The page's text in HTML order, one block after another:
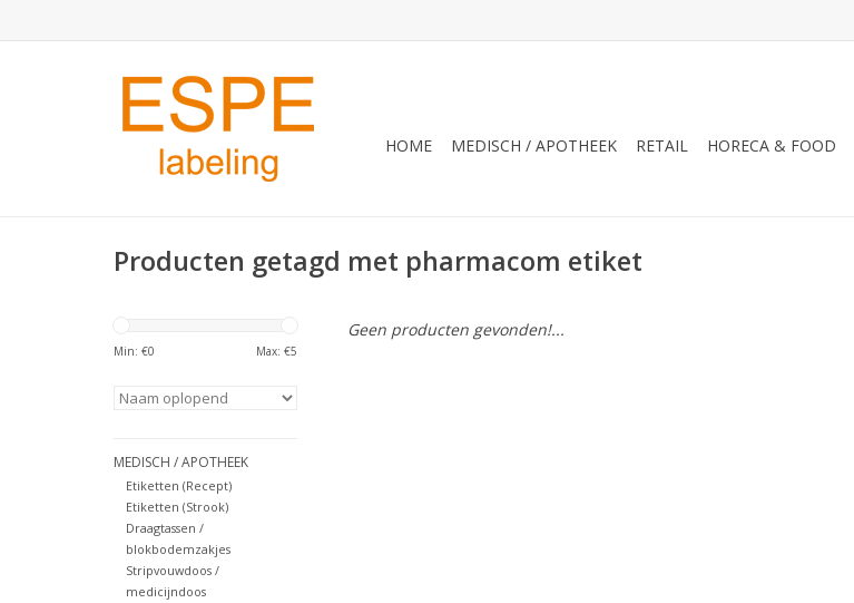
HOME MEDISCH / APOTHEEK RETAIL HORECA & FOOD
Producten getagd met pharmacom etiket
Min: €0 Max: €5
MEDISCH / APOTHEEK
Etiketten (Recept)
Etiketten (Strook)
Draagtassen /
blokbodemzakjes
Stripvouwdoos /
medicijndoos
Geen producten gevonden!...